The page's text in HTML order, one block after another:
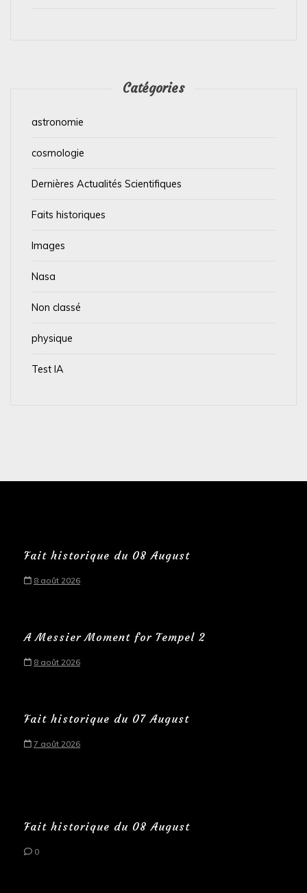
Catégories
astronomie
cosmologie
Dernières Actualités Scientifiques
Faits historiques
Images
Nasa
Non classé
physique
Test IA
Fait historique du 08 August
8 août 2026
A Messier Moment for Tempel 2
8 août 2026
Fait historique du 07 August
7 août 2026
Fait historique du 08 August
0